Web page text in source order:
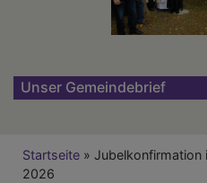
Unser Gemeindebrief
Breadcrumb
Startseite
Jubelkonfirmation
2026